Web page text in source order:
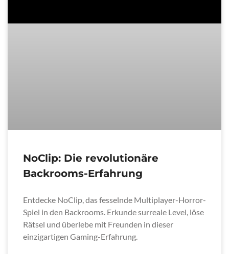
NoClip: Die revolutionäre
Backrooms-Erfahrung
Entdecke NoClip, das fesselnde Multiplayer-Horror-
Spiel in den Backrooms. Erkunde surreale Level, löse
Rätsel und überlebe mit Freunden in dieser
einzigartigen Gaming-Erfahrung.